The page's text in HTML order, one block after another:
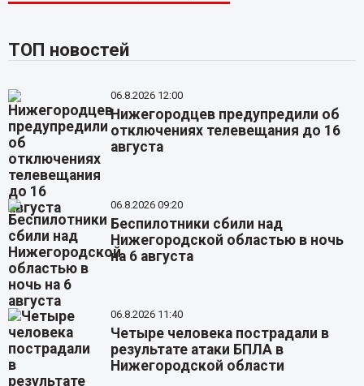
ТОП новостей
06.8.2026 12:00
Нижегородцев предупредили об
отключениях телевещания до 16
августа
06.8.2026 09:20
Беспилотники сбили над
Нижегородской областью в ночь
на 6 августа
06.8.2026 11:40
Четыре человека пострадали в
результате атаки БПЛА в
Нижегородской области